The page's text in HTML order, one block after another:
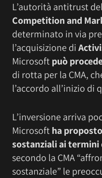
L’autorità antitrust
Competition and
determinato in via
l’acquisizione di
Microsoftpuò
di rotta per la CMA,
l’accordo all’inizio di
L’inversione arriva
Microsoftha
sostanziali ai termini
secondo la CMA
sostanziale” le